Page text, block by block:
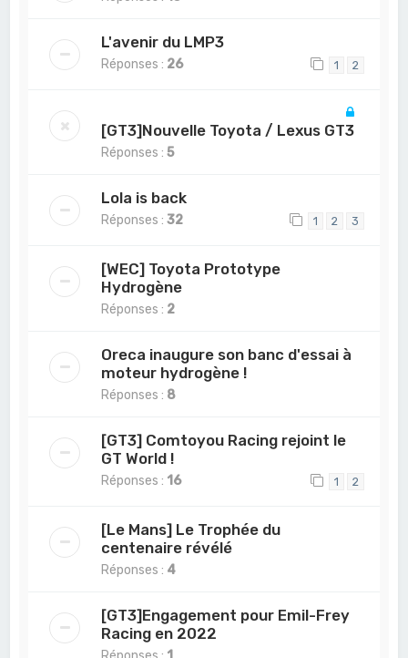
L'avenir du LMP3
Réponses : 26 1 2
[GT3]Nouvelle Toyota / Lexus GT3
Réponses :5
Lola is back
Réponses :32 1 2 3
[WEC] Toyota Prototype
Hydrogène
Réponses : 2
Oreca inaugure son banc d'essai à
moteur hydrogène !
Réponses : 8
[GT3] Comtoyou Racing rejoint le
GT World !
Réponses : 16 1 2
[Le Mans] Le Trophée du
centenaire révélé
Réponses : 4
[GT3]Engagement pour Emil-Frey
Racing en 2022